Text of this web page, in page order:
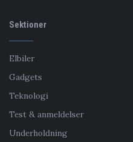
Sektioner
Elbiler
Gadgets
Teknologi
Test & anmeldelser
Underholdning